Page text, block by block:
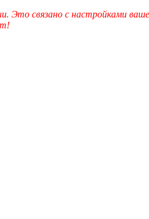
связано с настройками